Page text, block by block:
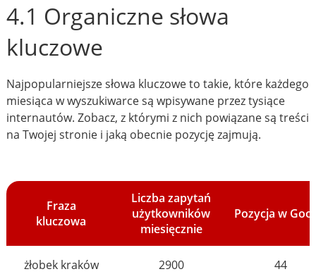
4.1 Organiczne słowa
kluczowe
Najpopularniejsze słowa kluczowe to takie, które każdego
miesiąca w wyszukiwarce są wpisywane przez tysiące
internautów. Zobacz, z którymi z nich powiązane są treści
na Twojej stronie i jaką obecnie pozycję zajmują.
Fraza
kluczowa
Liczba zapytań
użytkowników
miesięcznie
Pozycja w
żłobek kraków 2900 44